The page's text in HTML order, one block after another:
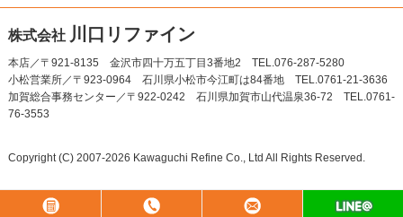
株式会社 川口リファイン
本店／〒921-8135 金沢市四十万五丁目3番地2 TEL.076-287-5280
小松営業所／〒923-0964 石川県小松市今江町は84番地 TEL.0761-21-3636
加賀総合事務センター／〒922-0242 石川県加賀市山代温泉36-72 TEL.0761-
76-3553
Copyright (C) 2007-2026 Kawaguchi Refine Co., Ltd All Rights Reserved.